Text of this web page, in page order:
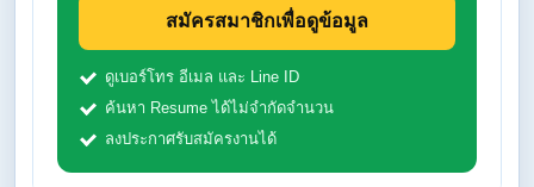
สมัครสมาชิกเพื่อดูข้อมูล
ดูเบอร์โทร อีเมล และ Line ID
ค้นหา Resume ได้ไม่จำกัดจำนวน
ลงประกาศรับสมัครงานได้